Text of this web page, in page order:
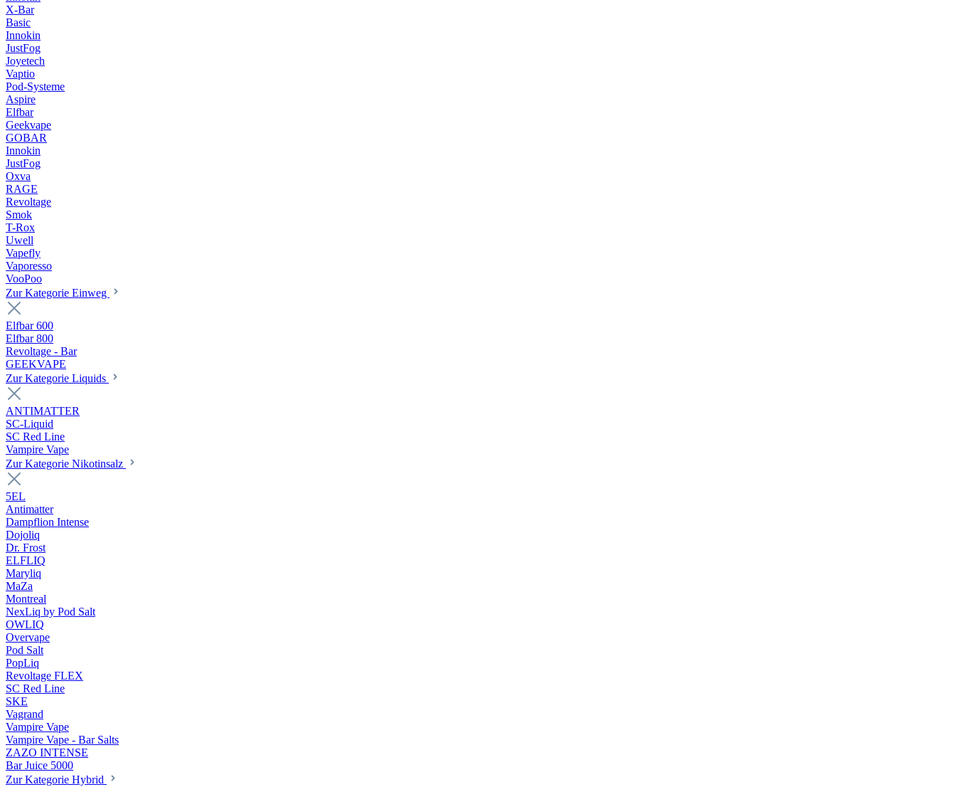
X-Bar
Basic
Innokin
JustFog
Joyetech
Vaptio
Pod-Systeme
Aspire
Elfbar
Geekvape
GOBAR
Innokin
JustFog
Oxva
RAGE
Revoltage
Smok
T-Rox
Uwell
Vapefly
Vaporesso
VooPoo
Zur Kategorie Einweg
Elfbar 600
Elfbar 800
Revoltage - Bar
GEEKVAPE
Zur Kategorie Liquids
ANTIMATTER
SC-Liquid
SC Red Line
Vampire Vape
Zur Kategorie Nikotinsalz
5EL
Antimatter
Dampflion Intense
Dojoliq
Dr. Frost
ELFLIQ
Maryliq
MaZa
Montreal
NexLiq by Pod Salt
OWLIQ
Overvape
Pod Salt
PopLiq
Revoltage FLEX
SC Red Line
SKE
Vagrand
Vampire Vape
Vampire Vape - Bar Salts
ZAZO INTENSE
Bar Juice 5000
Zur Kategorie Hybrid